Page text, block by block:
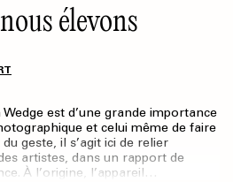
élevons
est d’une grande importance
et celui même de faire
geste, il s’agit ici de relier
artistes, dans un rapport de
À l’origine, l’appareil…